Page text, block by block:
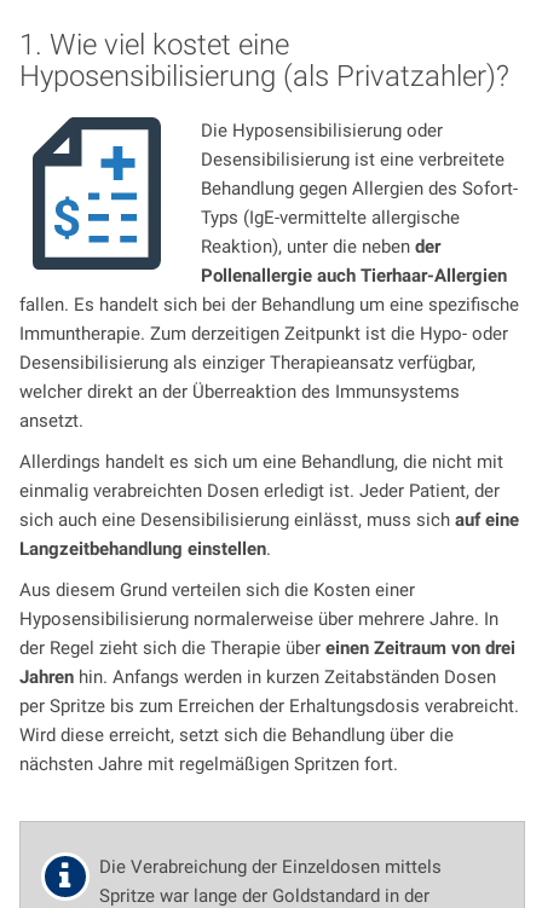
1. Wie viel kostet eine
Hyposensibilisierung (als Privatzahler)?
Die Hyposensibilisierung oder
Desensibilisierung ist eine verbreitete
Behandlung gegen Allergien des Sofort-
Typs (IgE-vermittelte allergische
Reaktion), unter die neben der
Pollenallergie auch Tierhaar-Allergien
fallen. Es handelt sich bei der Behandlung um eine spezifische
Immuntherapie. Zum derzeitigen Zeitpunkt ist die Hypo- oder
Desensibilisierung als einziger Therapieansatz verfügbar,
welcher direkt an der Überreaktion des Immunsystems
ansetzt.
Allerdings handelt es sich um eine Behandlung, die nicht mit
einmalig verabreichten Dosen erledigt ist. Jeder Patient, der
sich auch eine Desensibilisierung einlässt, muss sich auf eine
Langzeitbehandlung einstellen.
Aus diesem Grund verteilen sich die Kosten einer
Hyposensibilisierung normalerweise über mehrere Jahre. In
der Regel zieht sich die Therapie über einen Zeitraum von drei
Jahrenhin. Anfangs werden in kurzen Zeitabständen Dosen
per Spritze bis zum Erreichen der Erhaltungsdosis verabreicht.
Wird diese erreicht, setzt sich die Behandlung über die
nächsten Jahre mit regelmäßigen Spritzen fort.
Die Verabreichung der Einzeldosen mittels
Spritze war lange der Goldstandard in der